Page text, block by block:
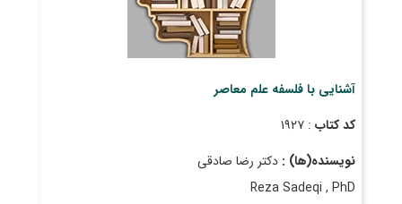
آشنایی با فلسفه علم معاصر
کد کتاب : ۱۹۲۷
نویسنده(ها) : دکتر رضا صادقی
Reza Sadeqi , PhD